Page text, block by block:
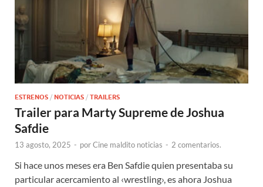
ESTRENOS / NOTICIAS / TRAILERS
Trailer para Marty Supreme de Joshua
Safdie
13 agosto, 2025 - porCine maldito noticias - 2 comentarios.
Si hace unos meses era Ben Safdie quien presentaba su
particular acercamiento al ‹wrestling›, es ahora Joshua